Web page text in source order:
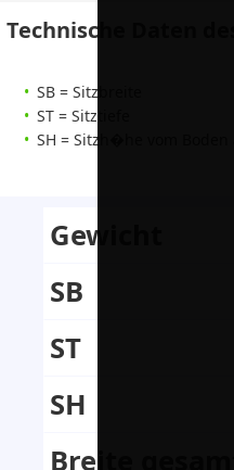
Technische Daten
SB = Sitzbreite
ST = Sitztiefe
SH = Sitzh�he vom Boden
Gewicht
SB
ST
SH
Breite gesamt